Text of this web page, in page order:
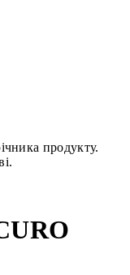
продукту.